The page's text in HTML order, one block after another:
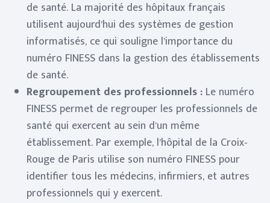
de santé. La majorité des hôpitaux français
utilisent aujourd’hui des systèmes de gestion
informatisés, ce qui souligne l’importance du
numéro FINESS dans la gestion des établissements
de santé.
Regroupement des professionnels : Le numéro
FINESS permet de regrouper les professionnels de
santé qui exercent au sein d’un même
établissement. Par exemple, l’hôpital de la Croix-
Rouge de Paris utilise son numéro FINESS pour
identifier tous les médecins, infirmiers, et autres
professionnels qui y exercent.